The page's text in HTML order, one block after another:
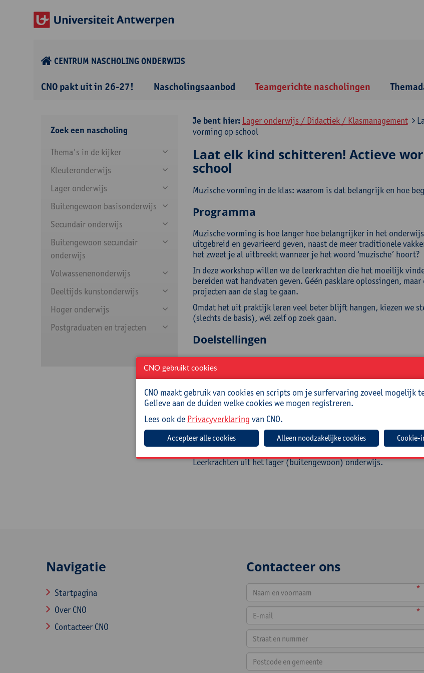
CENTRUM NASCHOLING ONDERWIJS
CNO pakt uit in 26-27! Nascholingsaanbod Teamgerichte nascholingen
Zoek een nascholing
Thema's in de kijker
Kleuteronderwijs
Lager onderwijs
Buitengewoon basisonderwijs
Secundair onderwijs
Buitengewoon secundair
onderwijs
Volwassenenonderwijs
Deeltijds kunstonderwijs
Hoger onderwijs
Postgraduaten en trajecten
Je bent hier: Lager onderwijs / Didactiek / Klasmanagement
vorming op school
Laat elk kind schitteren! Actieve
school
Muzische vorming in de klas: waarom is dat belangrijk en hoe
Programma
Muzische vorming is hoe langer hoe belangrijker in het
uitgebreid en gevarieerd geven, naast de meer traditionele
het zweet je al uitbreekt wanneer je het woord ‘muzische’ hoort?
In deze workshop willen we de leerkrachten die het moeilijk
bereiden wat handvaten geven. Géén pasklare oplossingen,
projecten aan de slag te gaan.
Omdat het uit praktijk leren veel beter blijft hangen, kiezen we
(slechts de basis), wél zelf op zoek gaan.
Doelstellingen
Weten hoe we door middel van muzisch handelen de
Een les muzische vorming: hoe begin je daaraan? Wat
wanneer is een les écht muzisch?
Een les muzische opvoeding vanaf een idee kunnen
Out of the box denken om zo tot een muzische les te komen.
Doelgroep
Leerkrachten uit het lager (buitengewoon) onderwijs.
Navigatie
Startpagina
Over CNO
Contacteer CNO
Contacteer ons
*
*
CNO gebruikt cookies
CNO maakt gebruik van cookies en scripts om je surfervaring zoveel mogelijk
Gelieve aan de duiden welke cookies we mogen registreren.
Lees ook de Privacyverklaring van CNO.
Cookie-